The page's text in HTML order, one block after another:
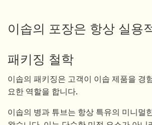
이솝의 포장은 항상 실용
패키징 철학
이솝의 패키징은 고객이 이솝 제품을 경
요한 역할을 합니다.
이솝의 병과 튜브는 항상 특유의 미니멀